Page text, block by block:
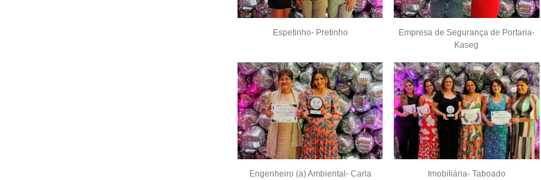
Espetinho- Pretinho
Empresa de Segurança de Portaria-
Kaseg
Engenheiro (a) Ambiental- Carla
Imobiliária- Taboado